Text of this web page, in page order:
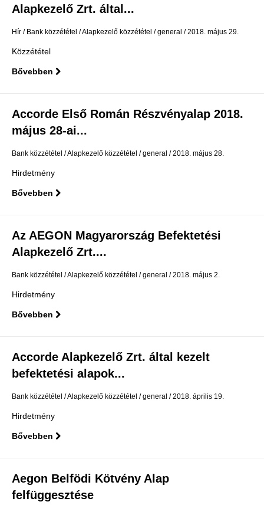
Alapkezelő Zrt. által...
Hír Bank közzététel Alapkezelő közzététel general 2018. május 29.
Közzététel
Bővebben
Accorde Első Román Részvényalap 2018.
május 28-ai...
Bank közzététel Alapkezelő közzététel general 2018. május 28.
Hirdetmény
Bővebben
Az AEGON Magyarország Befektetési
Alapkezelő Zrt....
Bank közzététel Alapkezelő közzététel general 2018. május 2.
Hirdetmény
Bővebben
Accorde Alapkezelő Zrt. által kezelt
befektetési alapok...
Bank közzététel Alapkezelő közzététel general 2018. április 19.
Hirdetmény
Bővebben
Aegon Belfödi Kötvény Alap
felfüggesztése